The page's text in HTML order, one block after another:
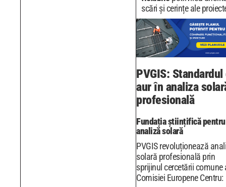
scări și cerințe ale
PVGIS: Standardul
aur în analiza
profesională
Fundația științifică pentru
analiză solară
PVGIS revoluționează
solară profesională prin
sprijinul cercetării comune
Comisiei Europene Centru: